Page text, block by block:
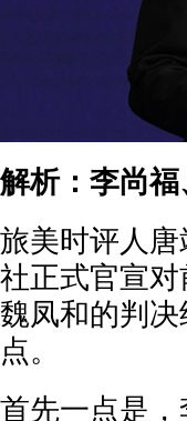
解析：李尚
旅美时评人
社正式官宣
魏凤和的判
点。
首先一点是